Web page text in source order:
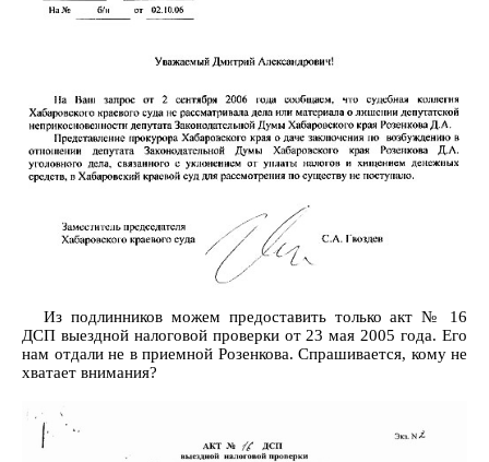
Из подлинников можем предоставить только акт № 16
ДСП выездной налоговой проверки от 23 мая 2005 года. Его
нам отдали не в приемной Розенкова. Спрашивается, кому не
хватает внимания?